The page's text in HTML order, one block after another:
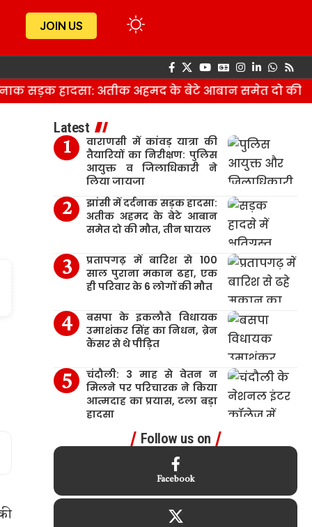
JOIN US
सड़क हादसा: अतीक अहमद के बेटे आबान समेत दो की
Latest
वाराणसी में कांवड़ यात्रा की
तैयारियों का निरीक्षण: पुलिस
आयुक्त व जिलाधिकारी ने
लिया जायजा
झांसी में दर्दनाक सड़क हादसा:
अतीक अहमद के बेटे आबान
समेत दो की मौत, तीन घायल
प्रतापगढ़ में बारिश से 100
साल पुराना मकान ढहा, एक
ही परिवार के 6 लोगों की मौत
बसपा के इकलौते विधायक
उमाशंकर सिंह का निधन, ब्रेन
कैंसर से थे पीड़ित
चंदौली: 3 माह से वेतन न
मिलने पर परिचारक ने किया
आत्मदाह का प्रयास, टला बड़ा
हादसा
Follow us on
Facebook